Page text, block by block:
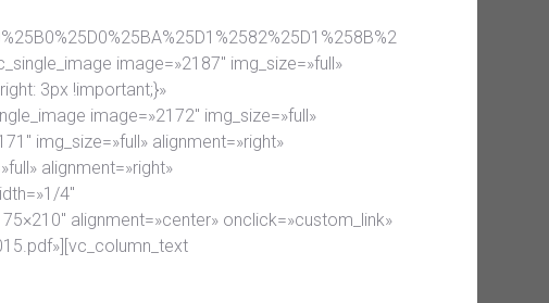
image=»2187″ img_size=»full»
3px !important;}»
image=»2172″ img_size=»full»
img_size=»full» alignment=»right»
alignment=»right»
4″
alignment=»center» onclick=»custom_link»